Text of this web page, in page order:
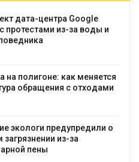
дата-центра Google
протестами из-за воды и
на полигоне: как меняется
обращения с отходами
экологи предупредили о
из-за
пены